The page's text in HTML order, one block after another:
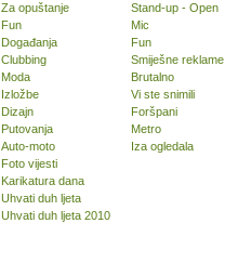
Za opuštanje
Fun
Događanja
Clubbing
Moda
Izložbe
Dizajn
Putovanja
Auto-moto
Foto vijesti
Karikatura dana
Uhvati duh ljeta
Uhvati duh ljeta 2010
Stand-up - Open
Mic
Fun
Smiješne reklame
Brutalno
Vi ste snimili
Foršpani
Metro
Iza ogledala